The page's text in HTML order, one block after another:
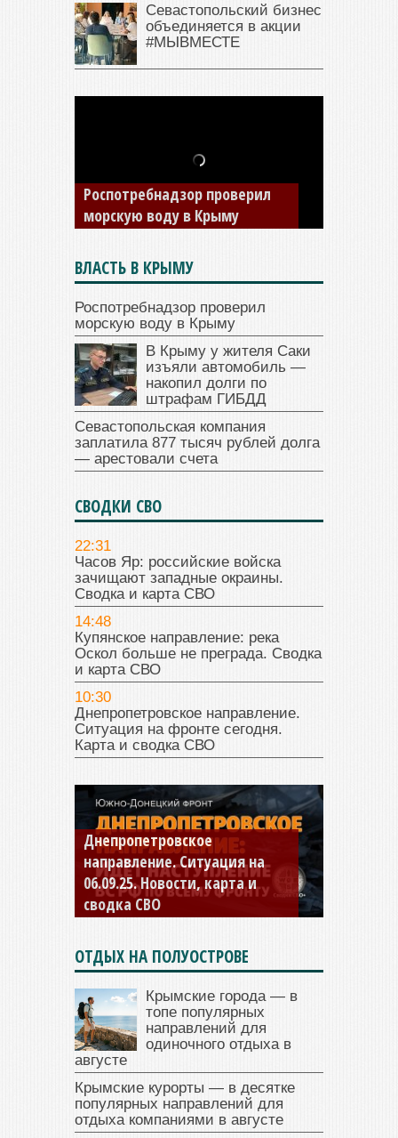
Севастопольский бизнес
объединяется в акции
#МЫВМЕСТЕ
В Крыму у жителя Саки
изъяли автомобиль —
накопил долги по штрафам
ГИБДД
ВЛАСТЬ В КРЫМУ
Роспотребнадзор проверил
морскую воду в Крыму
В Крыму у жителя Саки
изъяли автомобиль —
накопил долги по
штрафам ГИБДД
Севастопольская компания
заплатила 877 тысяч рублей долга
— арестовали счета
СВОДКИ СВО
22:31
Часов Яр: российские войска
зачищают западные окраины.
Сводка и карта СВО
14:48
Купянское направление: река
Оскол больше не преграда. Сводка
и карта СВО
10:30
Днепропетровское направление.
Ситуация на фронте сегодня.
Карта и сводка СВО
Константиновское
направление. Ситуация на
04.09.25 Новости, карта и
сводка СВО
ОТДЫХ НА ПОЛУОСТРОВЕ
Крымские города — в
топе популярных
направлений для
одиночного отдыха в
августе
Крымские курорты — в десятке
популярных направлений для
отдыха компаниями в августе